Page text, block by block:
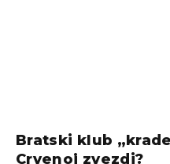
Bratski klub
Crvenoj zvezdi?